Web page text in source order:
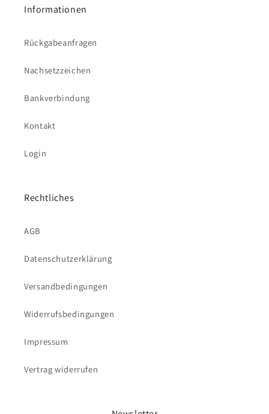
Informationen
Rückgabeanfragen
Nachsetzzeichen
Bankverbindung
Kontakt
Login
Rechtliches
AGB
Datenschutzerklärung
Versandbedingungen
Widerrufsbedingungen
Impressum
Vertrag widerrufen